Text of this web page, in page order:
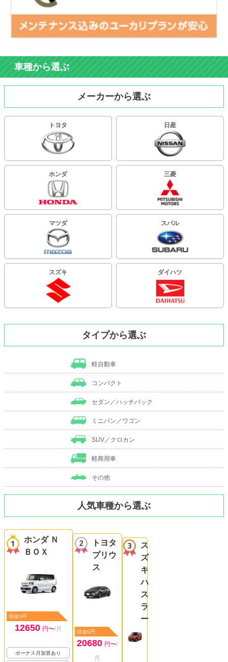
車種から選ぶ
メーカーから選ぶ
トヨタ 日産
ホンダ 三菱
マツダ スバル
スズキ ダイハツ
タイプから選ぶ
軽自動車
コンパクト
セダン／ハッチバック
ミニバン／ワゴン
SUV／クロカン
軽商用車
その他
人気車種から選ぶ
ホンダ Ｎ
ＢＯＸ
頭金0円
12650 円〜/月
ボーナス月加算あり
トヨタ
プリウ
ス
頭金0円
20680 円〜/
月
ス
ズ
キ
ハ
ス
ラ
ー